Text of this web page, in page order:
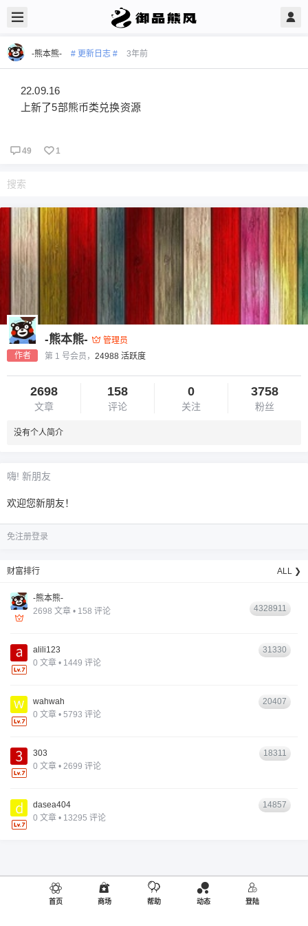
-熊本熊- # 更新日志 # 3年前
22.09.16
上新了5部熊币类兑换资源
49 1
作者
-熊本熊-
管理员
第 1 号会员， 24988 活跃度
2698
文章
158
评论
0
关注
3758
粉丝
没有个人简介
嗨! 新朋友
欢迎您新朋友！
免注册登录
财富排行 ALL ❯
-熊本熊-
2698 文章 • 158 评论
4328911
alili123
0 文章 • 1449 评论
31330
wahwah
0 文章 • 5793 评论
20407
303
0 文章 • 2699 评论
18311
dasea404
0 文章 • 13295 评论
14857
首页 商场 帮助 动态 登陆